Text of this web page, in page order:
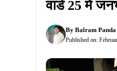
वार्ड 25 में
By Balram Panda
Published on: